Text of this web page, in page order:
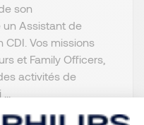
son
Assistant de
CDI. Vos missions
et Family Officers,
activités de